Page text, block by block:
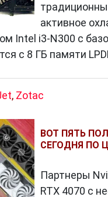
активное
Intel i3-N300 с
с 8 ГБ памяти
, Zotac
ВОТ ПЯТЬ
СЕГОДНЯ ПО
Партнеры
RTX 4070 с